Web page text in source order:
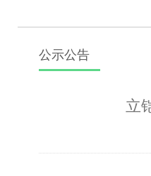
公示公告
立